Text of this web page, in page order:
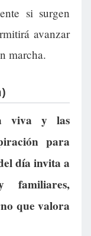
si surgen
avanzar
marcha.
viva y las
para
día invita a
familiares,
que valora